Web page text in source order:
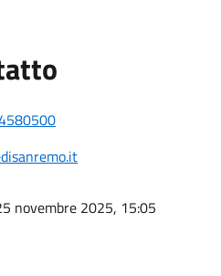
novembre 2025, 15:05